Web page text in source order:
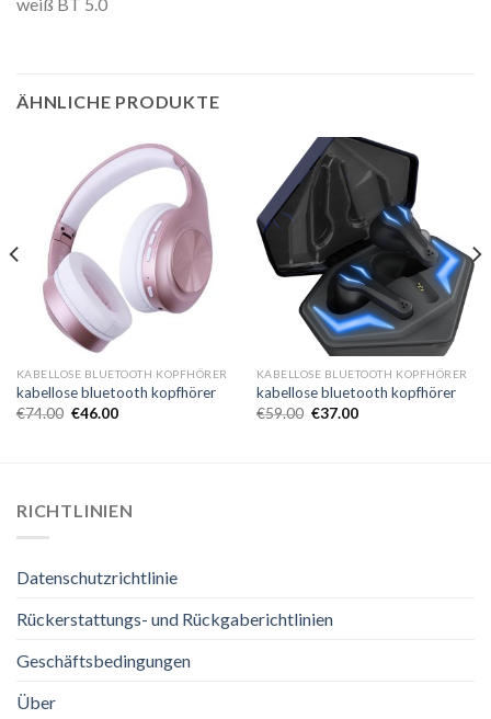
weiß BT 5.0
ÄHNLICHE PRODUKTE
KABELLOSE BLUETOOTH KOPFHÖRER
kabellose bluetooth kopfhörer
€74.00 €46.00
KABELLOSE BLUETOOTH KOPFHÖRER
kabellose bluetooth kopfhörer
€59.00 €37.00
RICHTLINIEN
Datenschutzrichtlinie
Rückerstattungs- und Rückgaberichtlinien
Geschäftsbedingungen
Über